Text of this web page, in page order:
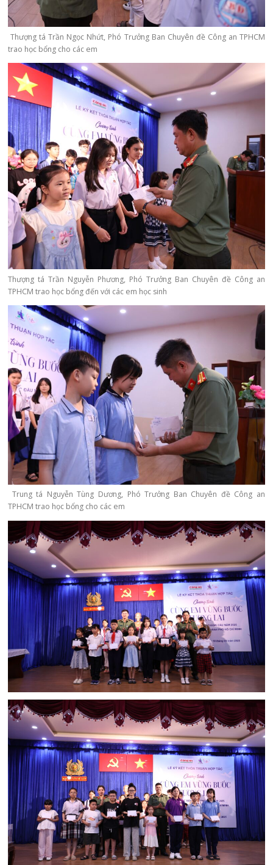
Thượng tá Trần Ngọc Nhứt, Phó Trưởng Ban Chuyên đề Công an TPHCM
trao học bổng cho các em
Thượng tá Trần Nguyễn Phương, Phó Trưởng Ban Chuyên đề Công an
TPHCM trao học bổng đến với các em học sinh
Trung tá Nguyễn Tùng Dương, Phó Trưởng Ban Chuyên đề Công an
TPHCM trao học bổng cho các em